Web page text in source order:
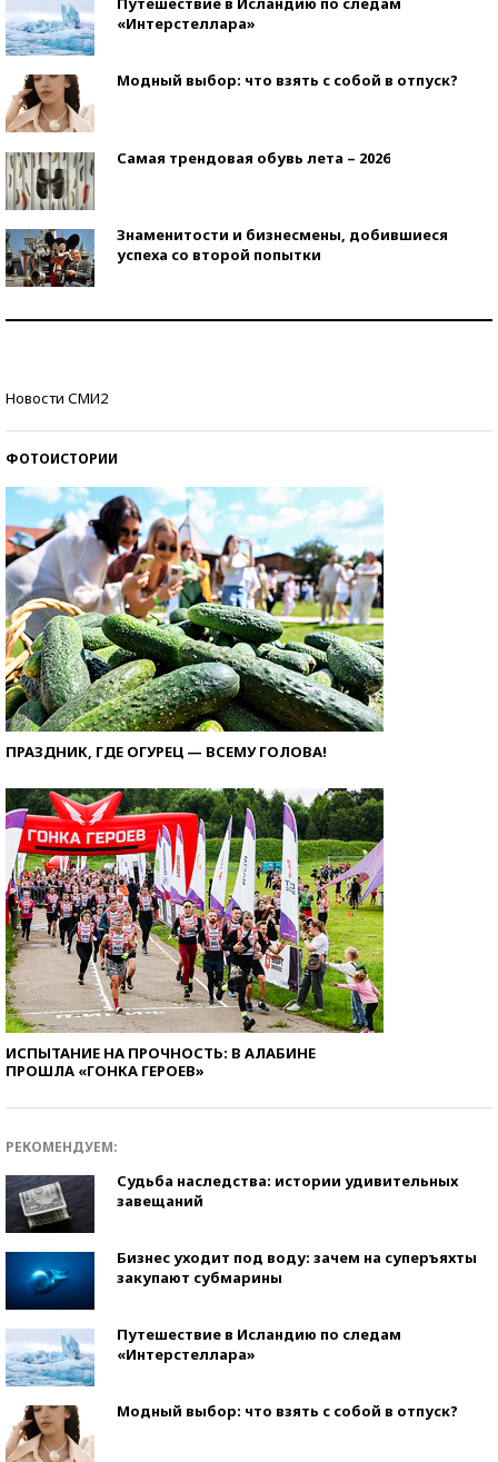
«Интерстеллара»
Модный выбор: что взять с собой в отпуск?
Самая трендовая обувь лета – 2026
Знаменитости и бизнесмены, добившиеся
успеха со второй попытки
Новости СМИ2
ФОТОИСТОРИИ
ПРАЗДНИК, ГДЕ ОГУРЕЦ — ВСЕМУ ГОЛОВА!
ИСПЫТАНИЕ НА ПРОЧНОСТЬ: В АЛАБИНЕ
ПРОШЛА «ГОНКА ГЕРОЕВ»
РЕКОМЕНДУЕМ:
Судьба наследства: истории удивительных
завещаний
Бизнес уходит под воду: зачем на суперъяхты
закупают субмарины
Путешествие в Исландию по следам
«Интерстеллара»
Модный выбор: что взять с собой в отпуск?